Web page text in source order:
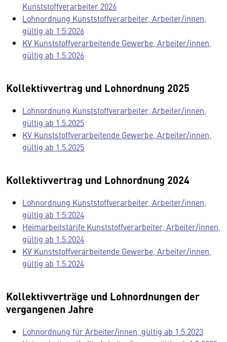
Kunststoffverarbeiter 2026
Lohnordnung Kunststoffverarbeiter, Arbeiter/innen,
gültig ab 1.5.2026
KV Kunststoffverarbeitende Gewerbe, Arbeiter/innen,
gültig ab 1.5.2026
Kollektivvertrag und Lohnordnung 2025
Lohnordnung Kunststoffverarbeiter, Arbeiter/innen,
gültig ab 1.5.2025
KV Kunststoffverarbeitende Gewerbe, Arbeiter/innen,
gültig ab 1.5.2025
Kollektivvertrag und Lohnordnung 2024
Lohnordnung Kunststoffverarbeiter, Arbeiter/innen,
gültig ab 1.5.2024
Heimarbeitstarife Kunststoffverarbeiter, Arbeiter/innen,
gültig ab 1.5.2024
KV Kunststoffverarbeitende Gewerbe, Arbeiter/innen,
gültig ab 1.5.2024
Kollektivverträge und Lohnordnungen der
vergangenen Jahre
Lohnordnung für Arbeiter/innen, gültig ab 1.5.2023